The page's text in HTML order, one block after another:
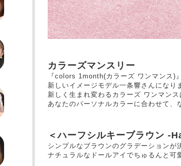
カラーズマンスリー
『colors 1month(カラーズ ワンマンス)
新しいイメージモデル一条響さんになり
新しく生まれ変わるカラーズ ワンマンス
あなたのパーソナルカラーに合わせて、
＜ハーフシルキーブラウン -
シンプルなブラウンのグラデーションが
ナチュラルなドールアイでちゅるんと可